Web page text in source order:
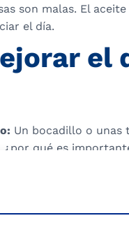
son malas. El
el día.
el
Un bocadillo o unas
qué es
retira la cáscara del
y minerales. Por
azúcares añadidos: